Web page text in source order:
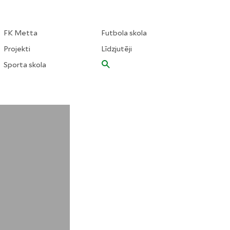
FK Metta
Projekti
Sporta skola
Futbola skola
Līdzjutēji